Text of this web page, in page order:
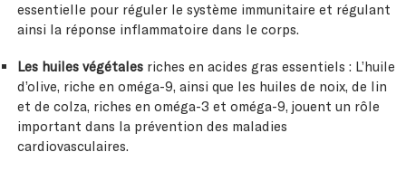
essentielle pour réguler le système immunitaire et régulant
ainsi la réponse inflammatoire dans le corps.
Les huiles végétalesriches en acides gras essentiels : L’huile
d’olive, riche en oméga-9, ainsi que les huiles de noix, de lin
et de colza, riches en oméga-3 et oméga-9, jouent un rôle
important dans la prévention des maladies
cardiovasculaires.